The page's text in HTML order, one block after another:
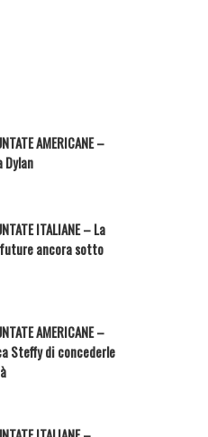
AMERICANE –
ITALIANE – La
ancora sotto
AMERICANE –
Steffy di concederle